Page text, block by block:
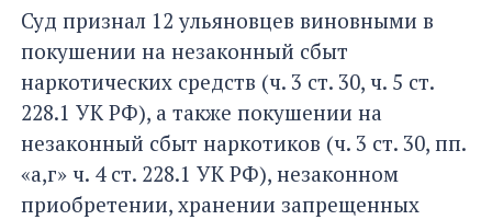
Суд признал 12 ульяновцев виновными в
покушении на незаконный сбыт
наркотических средств (ч. 3 ст. 30, ч. 5 ст.
228.1 УК РФ), а также покушении на
незаконный сбыт наркотиков (ч. 3 ст. 30, пп.
«а,г» ч. 4 ст. 228.1 УК РФ), незаконном
приобретении, хранении запрещенных